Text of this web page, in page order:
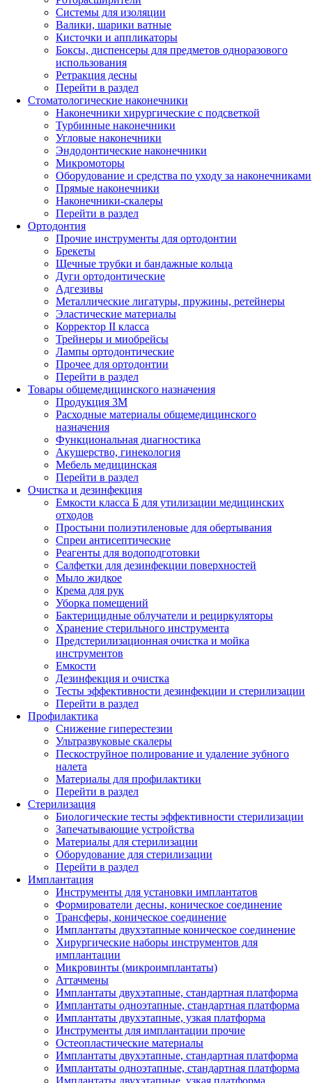
Системы для изоляции
Валики, шарики ватные
Кисточки и аппликаторы
Боксы, диспенсеры для предметов одноразового
использования
Ретракция десны
Перейти в раздел
Стоматологические наконечники
Наконечники хирургические с подсветкой
Турбинные наконечники
Угловые наконечники
Эндодонтические наконечники
Микромоторы
Оборудование и средства по уходу за наконечниками
Прямые наконечники
Наконечники-скалеры
Перейти в раздел
Ортодонтия
Прочие инструменты для ортодонтии
Брекеты
Щечные трубки и бандажные кольца
Дуги ортодонтические
Адгезивы
Металлические лигатуры, пружины, ретейнеры
Эластические материалы
Корректор II класса
Трейнеры и миобрейсы
Лампы ортодонтические
Прочее для ортодонтии
Перейти в раздел
Товары общемедицинского назначения
Продукция 3М
Расходные материалы общемедицинского
назначения
Функциональная диагностика
Акушерство, гинекология
Мебель медицинская
Перейти в раздел
Очистка и дезинфекция
Емкости класса Б для утилизации медицинских
отходов
Простыни полиэтиленовые для обертывания
Спреи антисептические
Реагенты для водоподготовки
Салфетки для дезинфекции поверхностей
Мыло жидкое
Крема для рук
Уборка помещений
Бактерицидные облучатели и рециркуляторы
Хранение стерильного инструмента
Предстерилизационная очистка и мойка
инструментов
Емкости
Дезинфекция и очистка
Тесты эффективности дезинфекции и стерилизации
Перейти в раздел
Профилактика
Снижение гиперестезии
Ультразвуковые скалеры
Пескоструйное полирование и удаление зубного
налета
Материалы для профилактики
Перейти в раздел
Стерилизация
Биологические тесты эффективности стерилизации
Запечатывающие устройства
Материалы для стерилизации
Оборудование для стерилизации
Перейти в раздел
Имплантация
Инструменты для установки имплантатов
Формирователи десны, коническое соединение
Трансферы, коническое соединение
Имплантаты двухэтапные коническое соединение
Хирургические наборы инструментов для
имплантации
Микровинты (микроимплантаты)
Аттачмены
Имплантаты двухэтапные, стандартная платформа
Имплантаты одноэтапные, стандартная платформа
Имплантаты двухэтапные, узкая платформа
Инструменты для имплантации прочие
Остеопластические материалы
Имплантаты двухэтапные, стандартная платформа
Имплантаты одноэтапные, стандартная платформа
Имплантаты двухэтапные, узкая платформа